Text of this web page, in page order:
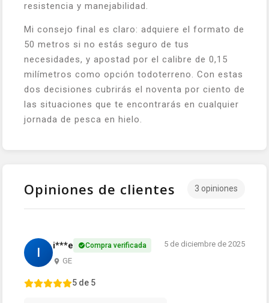
resistencia y manejabilidad.
Mi consejo final es claro: adquiere el formato de
50 metros si no estás seguro de tus
necesidades, y apostad por el calibre de 0,15
milímetros como opción todoterreno. Con estas
dos decisiones cubrirás el noventa por ciento de
las situaciones que te encontrarás en cualquier
jornada de pesca en hielo.
Opiniones de clientes 3 opiniones
I i***e Compra verificada
GE
5 de diciembre de 2025
5 de 5